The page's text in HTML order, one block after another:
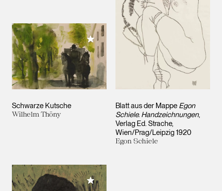
Schwarze Kutsche
Wilhelm Thöny
Meiner Sammlung hinzufügen
Blatt aus der Mappe Egon
Schiele. Handzeichnungen,
Verlag Ed. Strache,
Wien/Prag/Leipzig 1920
Egon Schiele
Meiner Sammlung hinzufügen